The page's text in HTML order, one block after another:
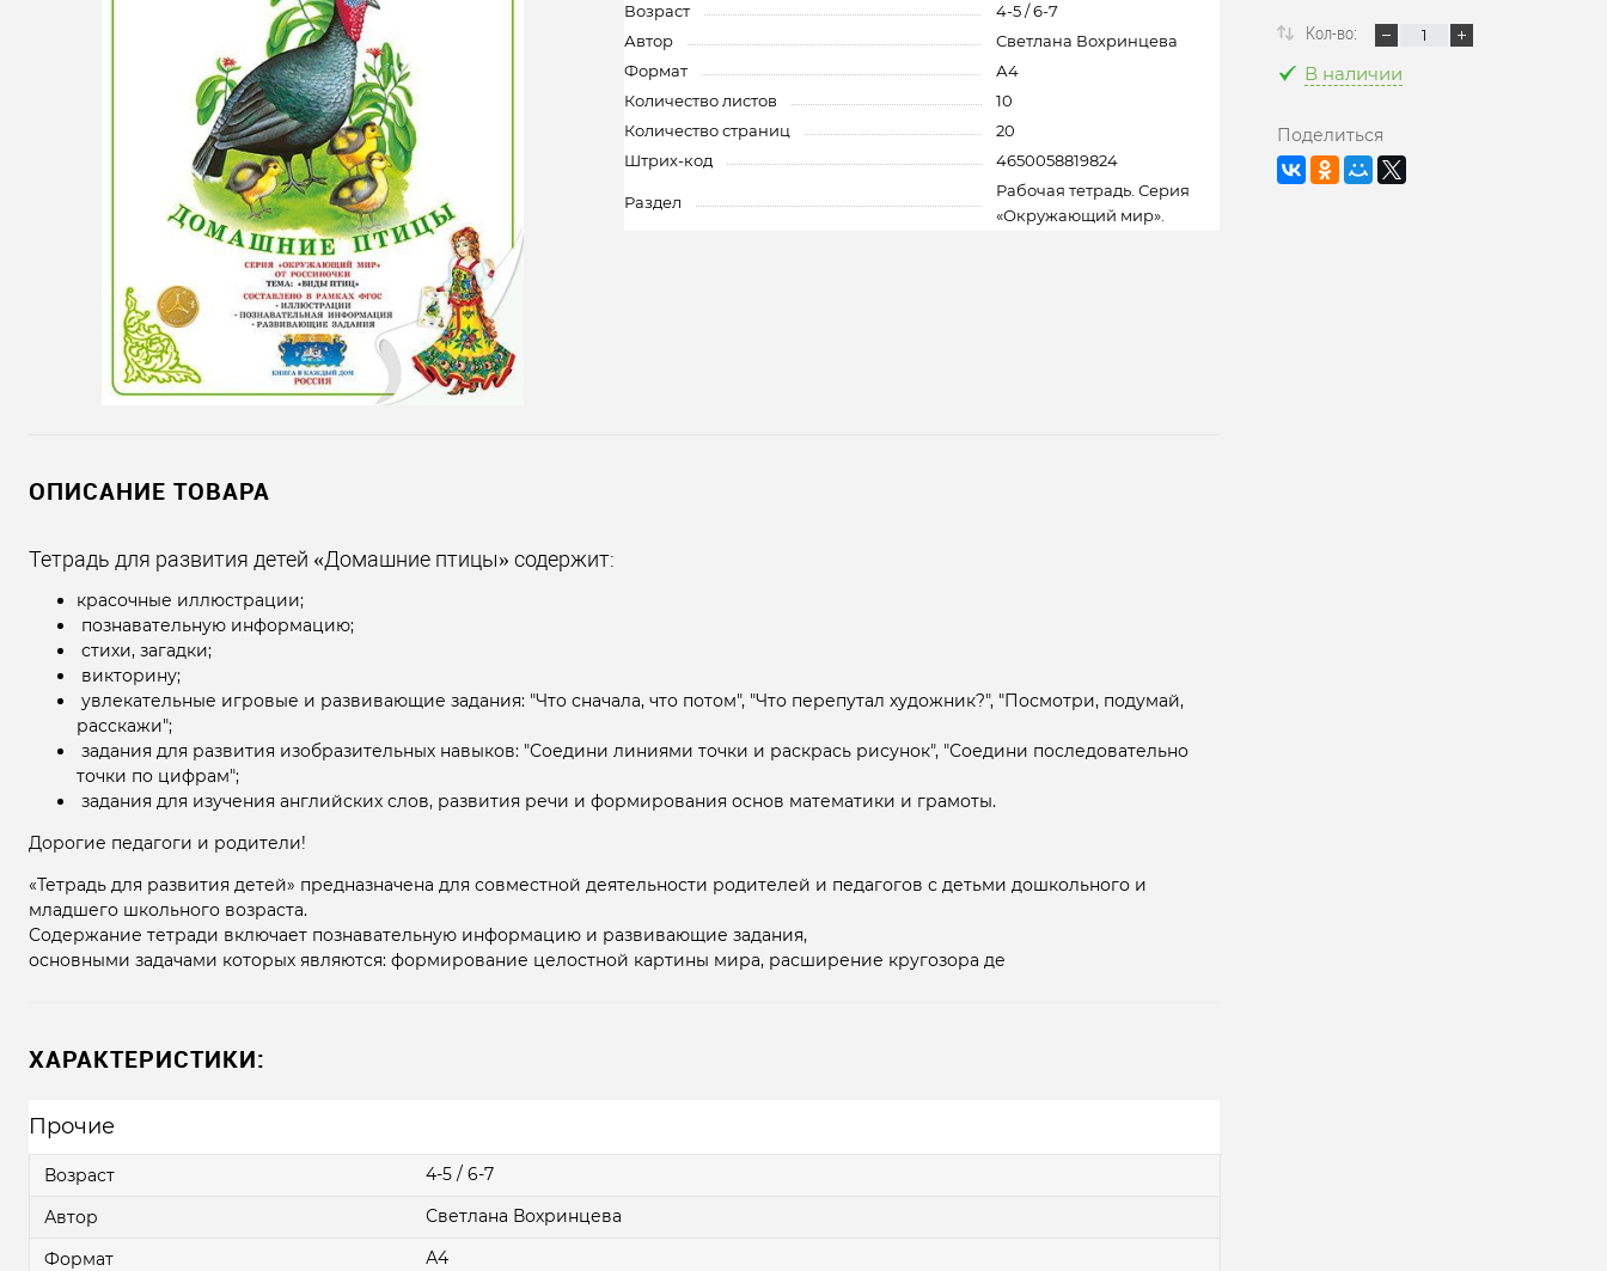
Возраст
4-5 / 6-7
Автор
Светлана Вохринцева
Формат
А4
Количество листов
10
Количество страниц
20
Штрих-код
4650058819824
Раздел
Рабочая тетрадь. Серия
«Окружающий мир».
ОПИСАНИЕ ТОВАРА
Тетрадь для развития детей «Домашние птицы» содержит:
красочные иллюстрации;
познавательную информацию;
стихи, загадки;
викторину;
увлекательные игровые и развивающие задания: "Что сначала, что потом", "Что перепутал художник?", "Посмотри, подумай,
расскажи";
задания для развития изобразительных навыков: "Соедини линиями точки и раскрась рисунок", "Соедини последовательно
точки по цифрам";
задания для изучения английских слов, развития речи и формирования основ математики и грамоты.
Дорогие педагоги и родители!
«Тетрадь для развития детей» предназначена для совместной деятельности родителей и педагогов с детьми дошкольного и
младшего школьного возраста.
Содержание тетради включает познавательную информацию и развивающие задания,
основными задачами которых являются: формирование целостной картины мира, расширение кругозора де
ХАРАКТЕРИСТИКИ:
Прочие
Возраст
4-5 / 6-7
Автор
Светлана Вохринцева
Формат
А4
Кол-во:
В наличии
Поделиться